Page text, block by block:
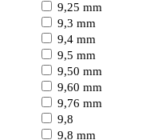
9,25 mm
9,3 mm
9,4 mm
9,5 mm
9,50 mm
9,60 mm
9,76 mm
9,8
9,8 mm